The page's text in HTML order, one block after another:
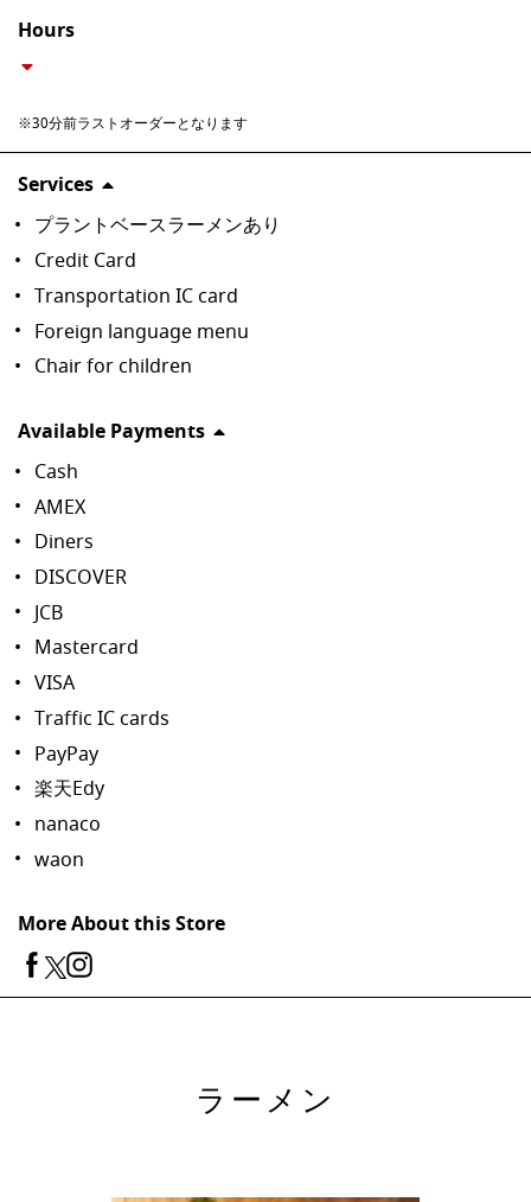
Hours
※30分前ラストオーダーとなります
Services
プラントベースラーメンあり
Credit Card
Transportation IC card
Foreign language menu
Chair for children
Available Payments
Cash
AMEX
Diners
DISCOVER
JCB
Mastercard
VISA
Traffic IC cards
PayPay
楽天Edy
nanaco
waon
More About this Store
ラーメン